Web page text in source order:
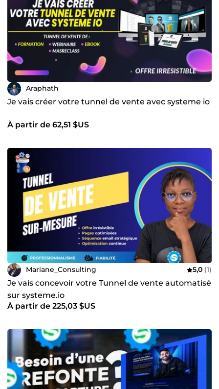
Araphath
Je vais créer votre tunnel de vente avec systeme io
À partir de 62,51 $US
Mariane_Consulting 5,0 (1)
Je vais concevoir votre Tunnel de vente automatisé
sur systeme.io
À partir de 225,03 $US